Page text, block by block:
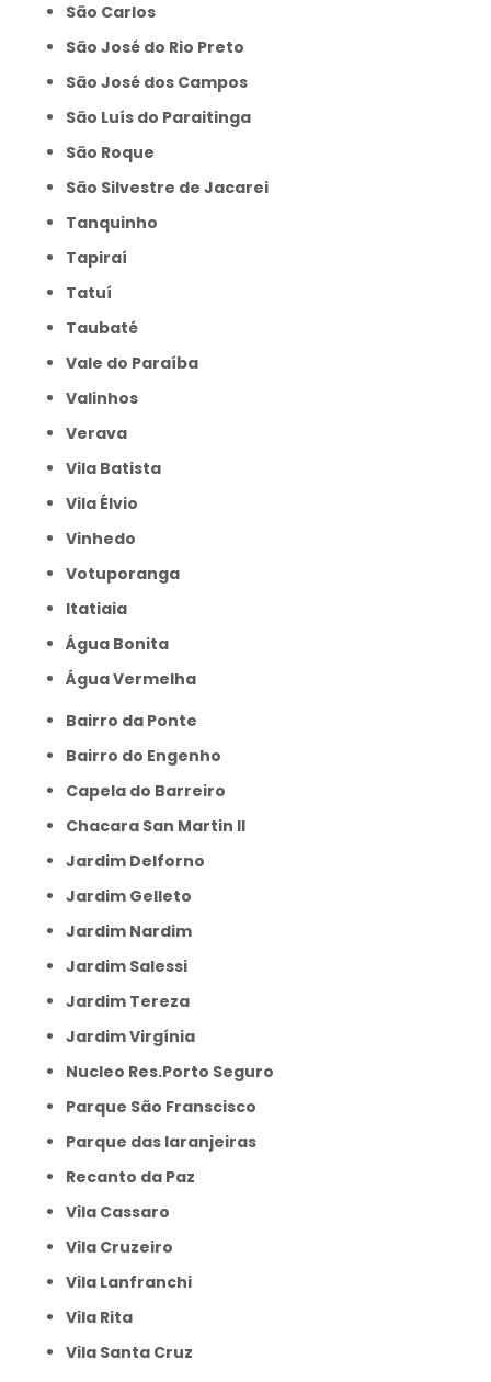
São Carlos
São José do Rio Preto
São José dos Campos
São Luís do Paraitinga
São Roque
São Silvestre de Jacarei
Tanquinho
Tapiraí
Tatuí
Taubaté
Vale do Paraíba
Valinhos
Verava
Vila Batista
Vila Élvio
Vinhedo
Votuporanga
itatiaia
Água Bonita
Água Vermelha
Bairro da Ponte
Bairro do Engenho
Capela do Barreiro
Chacara San Martin II
Jardim Delforno
Jardim Gelleto
Jardim Nardim
Jardim Salessi
Jardim Tereza
Jardim Virgínia
Nucleo Res.Porto Seguro
Parque São Franscisco
Parque das laranjeiras
Recanto da Paz
Vila Cassaro
Vila Cruzeiro
Vila Lanfranchi
Vila Rita
Vila Santa Cruz